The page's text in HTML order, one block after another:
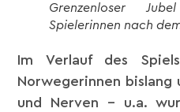
Grenzenloser
Spielerinnen nach
Im Verlauf des
Norwegerinnen bislang
und Nerven – u.a.